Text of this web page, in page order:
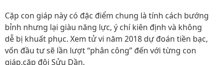
Cặp con giáp này có đặc điểm chung là tính cách bướng
bỉnh nhưng lại giàu năng lực, ý chí kiên định và không
dễ bị khuất phục. Xem tử vi năm 2018 dự đoán tiền bạc,
vốn đầu tư sẽ lần lượt “phân công” đến với từng con
giáp.cặp đôi Sửu Dần.